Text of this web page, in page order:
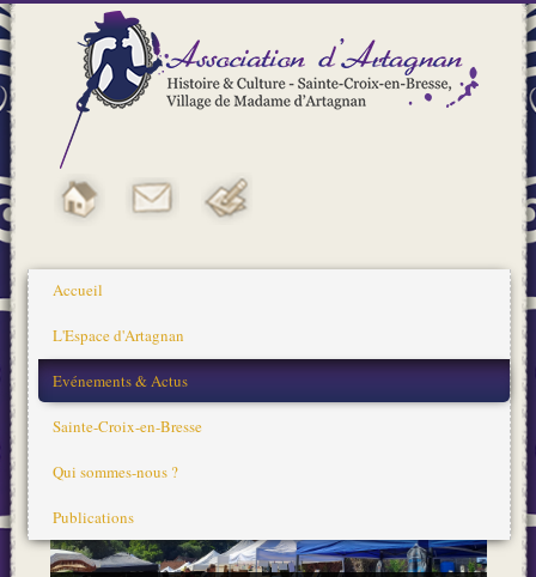
Accueil
L'Espace d'Artagnan
Evénements & Actus
Sainte-Croix-en-Bresse
Qui sommes-nous ?
Publications